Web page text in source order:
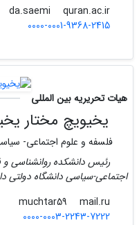
da.saemi
quran.ac.ir
0000-0001-9368-2415
هیات تحریریه بین المللی
یخیویچ مختار
فلسفه و علوم اجتماعی-
رئیس دانشکده روانشناسی
اجتماعی-سیاسی دانشگاه دولتی
mail.ru
0000-0003-2243-7222